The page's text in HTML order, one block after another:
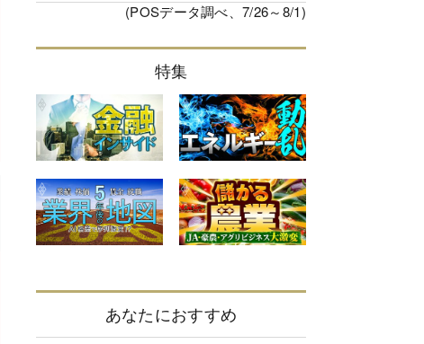
(POSデータ調べ、7/26～8/1)
特集
あなたにおすすめ